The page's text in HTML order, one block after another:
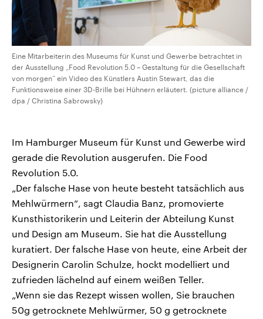
Eine Mitarbeiterin des Museums für Kunst und Gewerbe betrachtet in
der Ausstellung „Food Revolution 5.0 – Gestaltung für die Gesellschaft
von morgen“ ein Video des Künstlers Austin Stewart, das die
Funktionsweise einer 3D-Brille bei Hühnern erläutert. (picture alliance /
dpa / Christina Sabrowsky)
Im Hamburger Museum für Kunst und Gewerbe wird
gerade die Revolution ausgerufen. Die Food
Revolution 5.0.
„Der falsche Hase von heute besteht tatsächlich aus
Mehlwürmern“, sagt Claudia Banz, promovierte
Kunsthistorikerin und Leiterin der Abteilung Kunst
und Design am Museum. Sie hat die Ausstellung
kuratiert. Der falsche Hase von heute, eine Arbeit der
Designerin Carolin Schulze, hockt modelliert und
zufrieden lächelnd auf einem weißen Teller.
„Wenn sie das Rezept wissen wollen, Sie brauchen
50g getrocknete Mehlwürmer, 50 g getrocknete